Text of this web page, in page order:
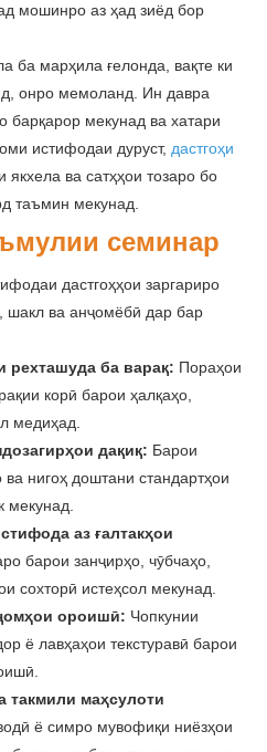
мошинро аз ҳад зиёд бор
ба марҳила ғелонда, вақте ки
онро мемоланд. Ин давра
барқарор мекунад ва хатари
истифодаи дуруст, дастгоҳи
якхела ва сатҳҳои тозаро бо
таъмин мекунад.
семинар
дастгоҳҳои заргариро
шакл ва анҷомёбӣ дар бар
рехташуда ба варақ: Пораҳои
корӣ барои ҳалқаҳо,
медиҳад.
дақиқ: Барои
нигоҳ доштани стандартҳои
мекунад.
аз ғалтакҳои
барои занҷирҳо, чӯбчаҳо,
сохторӣ истеҳсол мекунад.
ороишӣ: Чопкунии
ё лавҳаҳои текстуравӣ барои
такмили маҳсулоти
ё симро мувофиқи ниёзҳои